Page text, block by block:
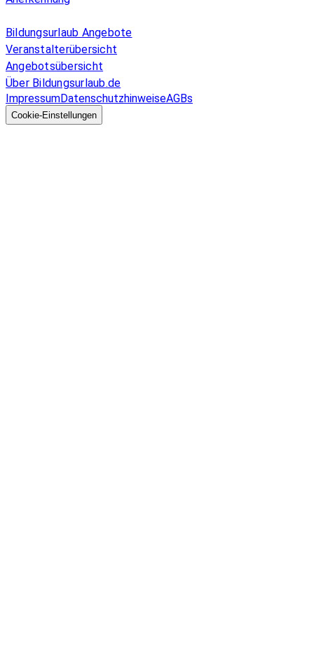
Bildungsurlaub Angebote
Veranstalterübersicht
Angebotsübersicht
Über Bildungsurlaub.de
ImpressumDatenschutzhinweiseAGBs
Cookie-Einstellungen